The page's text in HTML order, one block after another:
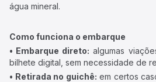
água mineral.
Como funciona o embarque
• Embarque direto: algumas
bilhete digital, sem necessidade de
• Retirada no guichê: em certos